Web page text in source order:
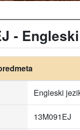
-
Engleski
13M091EJ